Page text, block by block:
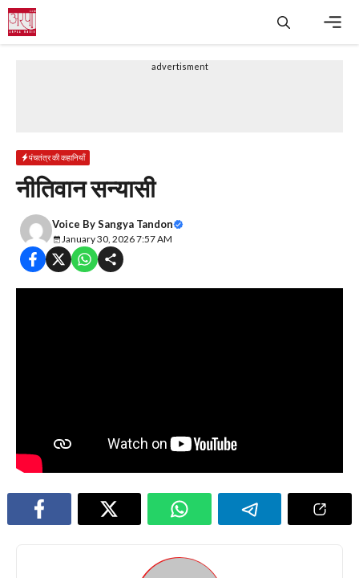
Skip
to
content
advertisment
पंचतंत्र की कहानियाँ
नीतिवान सन्यासी
Voice BySangya Tandon
January 30, 2026 7:57 AM